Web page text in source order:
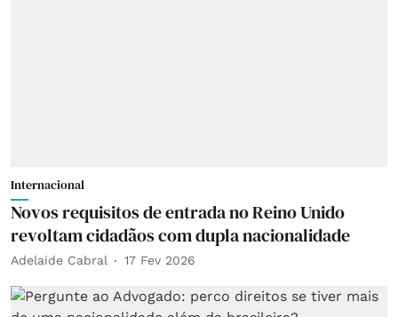
Internacional
Novos requisitos de entrada no Reino Unido
revoltam cidadãos com dupla nacionalidade
Adelaide Cabral 17 Fev 2026